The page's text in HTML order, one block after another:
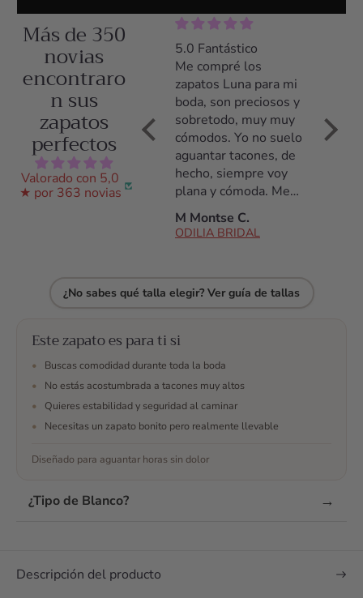
Más de 350
novias
encontraro
n sus
zapatos
perfectos
Valorado con 5,0
★ por 363 novias
5.0 Zapatos preciosos
y comodísimos
Llevé los zapatos el
día entero y estuve
cómoda desde el
primer momento
hasta el último. Los
había llevado
solamente durante
5.0 Fantástico
Me compré los
zapatos Luna para mi
boda, son preciosos y
sobretodo, muy muy
cómodos. Yo no suelo
aguantar tacones, de
hecho, siempre voy
plana y cómoda. Me
daba miedo no
aguantarlos pero son
estuve hablando con
resolvieron todas mis
en todo momento a
escojer y finalmente
me decidí. No me
arrepiento y son los
podía tener para mi
M Montse C.
ODILIA BRIDAL
poco
¿No sabes qué talla elegir? Ver guía de tallas
Este zapato es para ti si
•
Buscas comodidad durante toda la boda
•
No estás acostumbrada a tacones muy altos
•
Quieres estabilidad y seguridad al caminar
•
Necesitas un zapato bonito pero realmente llevable
Diseñado para aguantar horas sin dolor
¿Tipo de Blanco? →
Descripción del producto